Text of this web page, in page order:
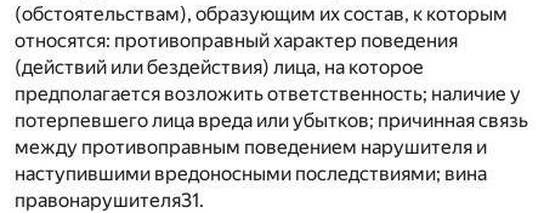
(обстоятельствам), образующим их состав, к которым
относятся: противоправный характер поведения
(действий или бездействия) лица, на которое
предполагается возложить ответственность; наличие у
потерпевшего лица вреда или убытков; причинная связь
между противоправным поведением нарушителя и
наступившими вредоносными последствиями; вина
правонарушителя31.